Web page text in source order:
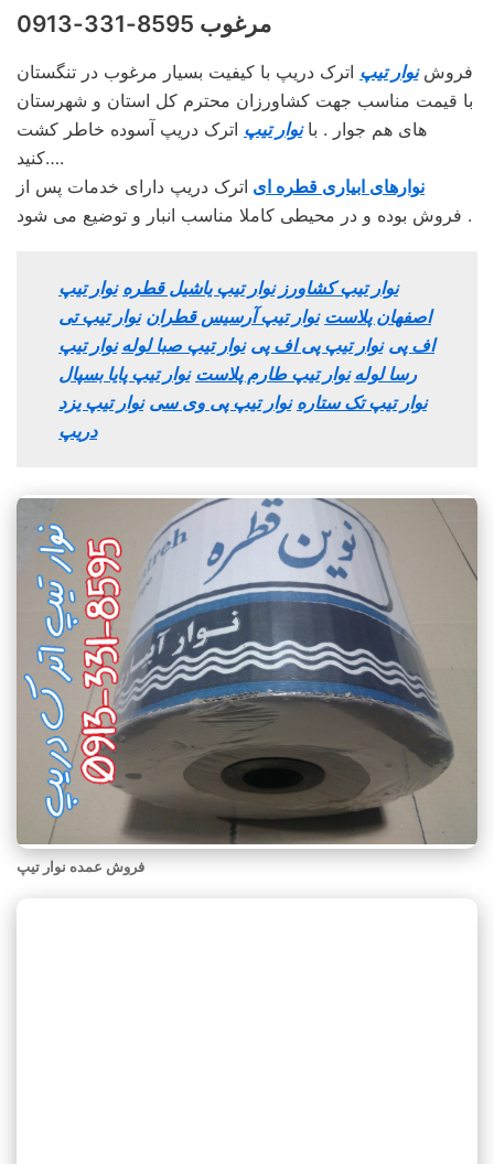
مرغوب 8595-331-0913
فروشنوار تیپ اترک دریپ با کیفیت بسیار مرغوب در تنگستان
با قیمت مناسب جهت کشاورزان محترم کل استان و شهرستان
های هم جوار . بانوار تیپ اترک دریپ آسوده خاطر کشت
کنید….
نوارهای ابیاری قطره ای اترک دریپ دارای خدمات پس از
فروش بوده و در محیطی کاملا مناسب انبار و توضیع می شود .
نوار تیپ کشاورز نوار تیپ یاشیل قطره نوار تیپ
اصفهان پلاست نوار تیپ آرسیس قطران نوار تیپ تی
اف پی نوار تیپ پی اف پی نوار تیپ صبا لوله نوار تیپ
رسا لوله نوار تیپ طارم پلاست نوار تیپ پایا بسپال
نوار تیپ تک ستاره نوار تیپ پی وی سی نوار تیپ یزد
دریپ
فروش عمده نوار تیپ